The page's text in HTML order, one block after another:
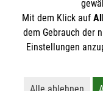
Malteser
53879
Der Malteser
Gewerbesteuer
Mit dem Klick auf
dem Gebrauch der
Einstellungen